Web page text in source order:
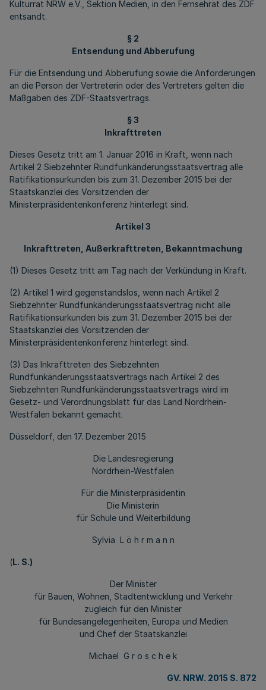
Kulturrat NRW e.V., Sektion Medien, in den Fernsehrat des ZDF
entsandt.
§ 2
Entsendung und Abberufung
Für die Entsendung und Abberufung sowie die Anforderungen
an die Person der Vertreterin oder des Vertreters gelten die
Maßgaben des ZDF-Staatsvertrags.
§ 3
Inkrafttreten
Dieses Gesetz tritt am 1. Januar 2016 in Kraft, wenn nach
Artikel 2 Siebzehnter Rundfunkänderungsstaatsvertrag alle
Ratifikationsurkunden bis zum 31. Dezember 2015 bei der
Staatskanzlei des Vorsitzenden der
Ministerpräsidentenkonferenz hinterlegt sind.
Artikel 3
Inkrafttreten, Außerkrafttreten, Bekanntmachung
(1) Dieses Gesetz tritt am Tag nach der Verkündung in Kraft.
(2) Artikel 1 wird gegenstandslos, wenn nach Artikel 2
Siebzehnter Rundfunkänderungsstaatsvertrag nicht alle
Ratifikationsurkunden bis zum 31. Dezember 2015 bei der
Staatskanzlei des Vorsitzenden der
Ministerpräsidentenkonferenz hinterlegt sind.
(3) Das Inkrafttreten des Siebzehnten
Rundfunkänderungsstaatsvertrags nach Artikel 2 des
Siebzehnten Rundfunkänderungsstaatsvertrags wird im
Gesetz- und Verordnungsblatt für das Land Nordrhein-
Westfalen bekannt gemacht.
Düsseldorf, den 17. Dezember 2015
Die Landesregierung
Nordrhein-Westfalen
Für die Ministerpräsidentin
Die Ministerin
für Schule und Weiterbildung
Sylvia L ö h r m a n n
(L. S.)
Der Minister
für Bauen, Wohnen, Stadtentwicklung und Verkehr
zugleich für den Minister
für Bundesangelegenheiten, Europa und Medien
und Chef der Staatskanzlei
Michael G r o s c h e k
GV. NRW. 2015 S. 872